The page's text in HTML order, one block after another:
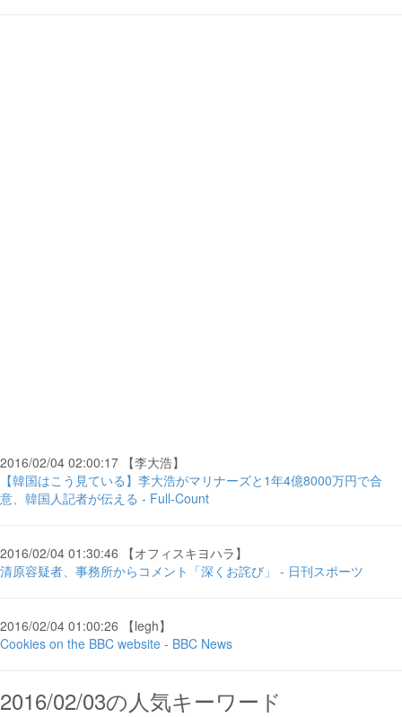
2016/02/04 02:00:17 【李大浩】
【韓国はこう見ている】李大浩がマリナーズと1年4億8000万円で合
意、韓国人記者が伝える - Full-Count
2016/02/04 01:30:46 【オフィスキヨハラ】
清原容疑者、事務所からコメント「深くお詫び」 - 日刊スポーツ
2016/02/04 01:00:26 【legh】
Cookies on the BBC website - BBC News
2016/02/03の人気キーワード